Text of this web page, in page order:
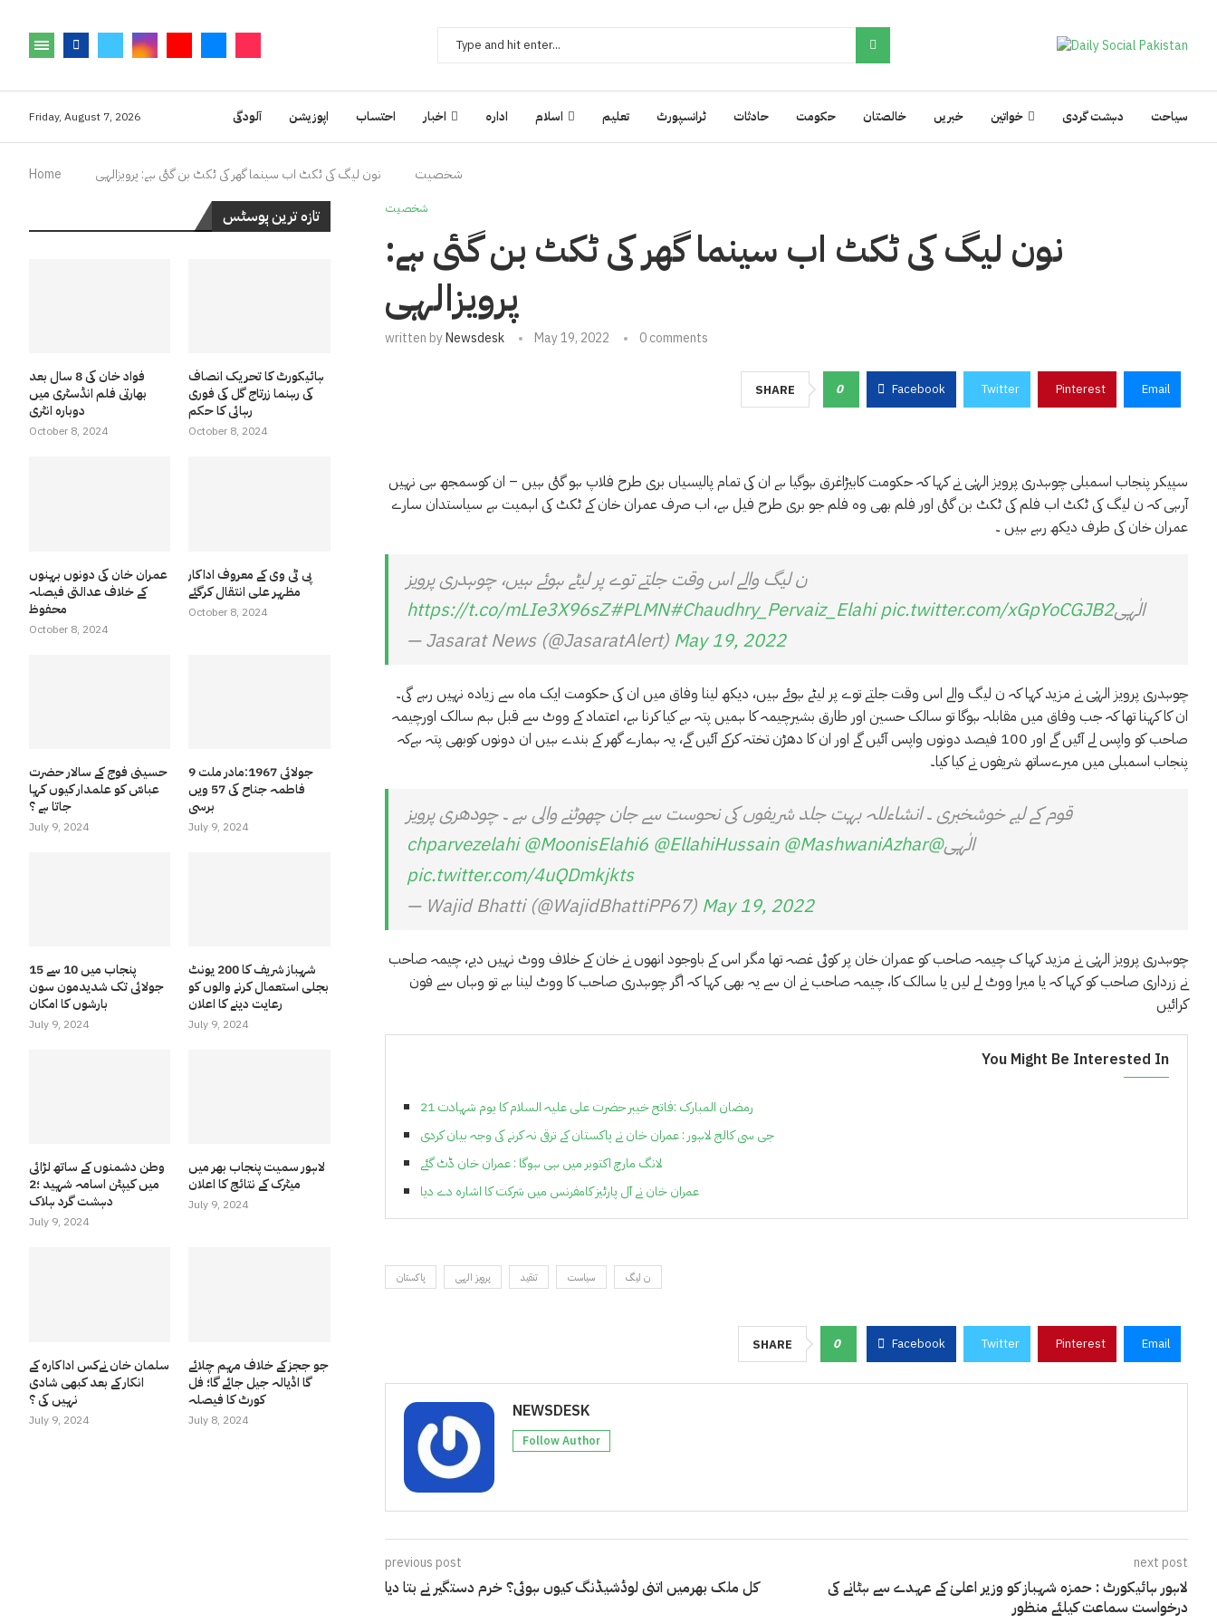
Friday, August 7, 2026 آلودگی اپوزیشن احتساب اخبار ادارہ اسلام تعلیم ٹرانسپورٹ حادثات حکومت خالصتان خبریں خواتین دہشت گردی سیاحت
Home شخصیت نون لیگ کی ٹکٹ اب سینما گھر کی ٹکٹ بن گئی ہے: پرویزالہی
شخصیت
نون لیگ کی ٹکٹ اب سینما گھر کی ٹکٹ بن گئی ہے:
پرویزالہی
written byNewsdesk May 19, 2022 0 comments
SHARE 0 Facebook Twitter Pinterest Email
آرہی کہ ن لیگ کی ٹکٹ اب فلم کی ٹکٹ بن گئی اور فلم بھی وہ فلم جو بری طرح فیل ہے، اب صرف عمران خان کے ٹکٹ کی اہمیت ہے سیاستدان سارے
عمران خان کی طرف دیکھ رہے ہیں ۔
ن لیگ والے اس وقت جلتے توے پر لیٹے ہوئے ہیں، چوہدری پرویز
الٰہی
https://t.co/mLIe3X96sZ#PLMN#Chaudhry_Pervaiz_Elahi pic.twitter.com/xGpYoCGJB2
— Jasarat News (@JasaratAlert) May 19, 2022
چوہدری پرویز الہٰی نے مزید کہا کہ ن لیگ والے اس وقت جلتے توے پر لیٹے ہوئے ہیں، دیکھ لینا وفاق میں ان کی حکومت ایک ماہ سے زیادہ نہیں رہے گی۔
ان کا کہنا تھا کہ جب وفاق میں مقابلہ ہوگا تو سالک حسین اور طارق بشیرچیمہ کا ہمیں پتہ ہے کیا کرنا ہے، اعتماد کے ووٹ سے قبل ہم سالک اورچیمہ
صاحب کو واپس لے آئیں گے اور 100 فیصد دونوں واپس آئیں گے اور ان کا دھڑن تختہ کرکے آئیں گے، یہ ہمارے گھر کے بندے ہیں ان دونوں کوبھی پتہ ہےکہ
پنجاب اسمبلی میں میرےساتھ شریفوں نے کیا کیا۔
قوم کے لیے خوشخبری ۔ انشاءللہ بہت جلد شریفوں کی نحوست سے جان چھوٹنے والی ہے ۔ چودھری پرویز
الٰہی@chparvezelahi
@MoonisElahi6 @EllahiHussain @MashwaniAzhar
pic.twitter.com/4uQDmkjkts
— Wajid Bhatti (@WajidBhattiPP67) May 19, 2022
چوہدری پرویز الہٰی نے مزید کہا ک چیمہ صاحب کو عمران خان پر کوئی غصہ تھا مگر اس کے باوجود انھوں نے خان کے خلاف ووٹ نہیں دیے، چیمہ صاحب
نے زرداری صاحب کو کہا کہ یا میرا ووٹ لے لیں یا سالک کا، چیمہ صاحب نے ان سے یہ بھی کہا کہ اگر چوہدری صاحب کا ووٹ لینا ہے تو وہاں سے فون
کرائیں
You Might Be Interested In
21 رمضان المبارک :فاتح خیبر حضرت علی علیہ السلام کا یوم شہادت
جی سی کالج لاہور : عمران خان نے پاکستان کے ترقی نہ کرنے کی وجہ بیان کردی
لانگ مارچ اکتوبر میں ہی ہوگا : عمران خان ڈٹ گئے
عمران خان نے آل پارٹیز کامفرنس میں شرکت کا اشارہ دے دیا
پاکستان پرویز الہی تنقید سیاست ن لیگ
SHARE 0 Facebook Twitter Pinterest Email
NEWSDESK
Follow Author
previous post
کل ملک بھرمیں اتنی لوڈشیڈنگ کیوں ہوئی؟ خرم دستگیر نے بتا دیا
next post
لاہور ہائیکورٹ : حمزہ شہباز کو وزیر اعلیٰ کے عہدے سے ہٹانے کی
درخواست سماعت کیلئے منظور
تازہ ترین پوسٹس
فواد خان کی 8 سال بعد
بھارتی فلم انڈسٹری میں
دوبارہ انٹری
October 8, 2024
ہائیکورٹ کا تحریک انصاف
کی رہنما زرتاج گل کی فوری
رہائی کا حکم
October 8, 2024
عمران خان کی دونوں بہنوں
کے خلاف عدالتی فیصلہ
محفوظ
October 8, 2024
پی ٹی وی کے معروف اداکار
مظہر علی انتقال کرگئے
October 8, 2024
حسینی فوج کے سالار حضرت
عباسّ کو علمدار کیوں کہا
جاتا ہے ؟
July 9, 2024
9 جولائی 1967:مادر ملت
فاطمہ جناح کی 57 ویں
برسی
July 9, 2024
پنجاب میں 10 سے 15
جولائی تک شدیدمون سون
بارشوں کا امکان
July 9, 2024
شہباز شریف کا 200 یونٹ
بجلی استعمال کرنے والوں کو
رعایت دینے کا اعلان
July 9, 2024
وطن دشمنوں کے ساتھ لڑائی
میں کیپٹن اسامہ شہید ؛2
دہشت گرد ہلاک
July 9, 2024
لاہور سمیت پنجاب بھر میں
میٹرک کے نتائج کا اعلان
July 9, 2024
سلمان خان نےکس اداکارہ کے
انکار کے بعد کبھی شادی
نہیں کی ؟
July 9, 2024
جو ججز کے خلاف مہم چلائے
گا اڈیالہ جیل جائے گا؛ فل
کورٹ کا فیصلہ
July 8, 2024